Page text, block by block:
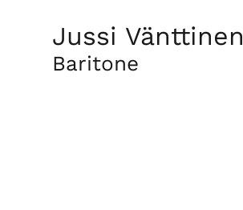
Jussi Vänttinen
Baritone